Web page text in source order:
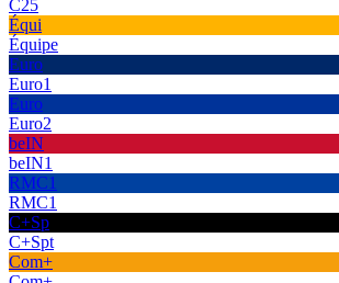
C25
Équi
Équipe
Euro
Euro1
Euro
Euro2
beIN
beIN1
RMC1
RMC1
C+Sp
C+Spt
Com+